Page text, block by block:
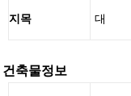
지목 대
건축물정보